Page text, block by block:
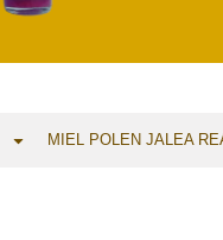
MIEL POLEN JALEA